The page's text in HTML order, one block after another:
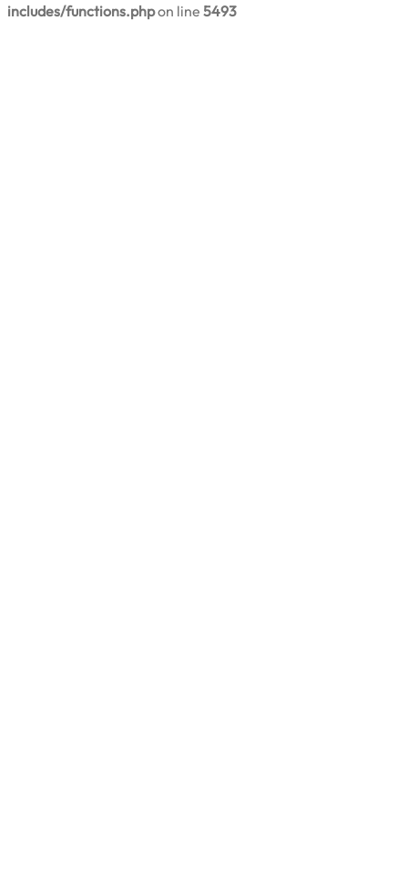
includes/functions.phpon line 5493